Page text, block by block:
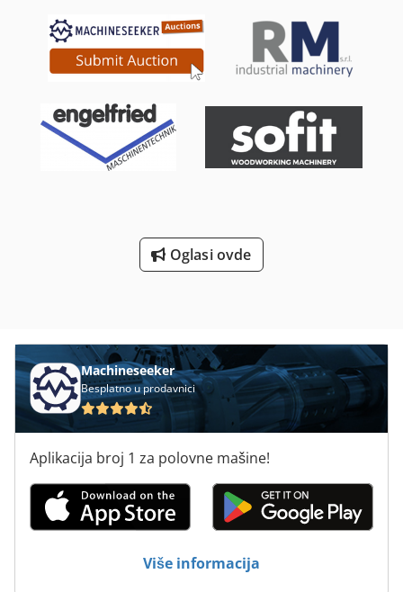
Oglasi ovde
Machineseeker
Besplatno u prodavnici
Aplikacija broj 1 za polovne mašine!
Više informacija